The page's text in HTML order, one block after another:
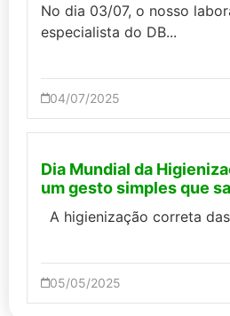
No dia 03/07, o nosso
especialista do DB...
04/07/2025
Dia Mundial da
um gesto simples que
A higienização correta
05/05/2025